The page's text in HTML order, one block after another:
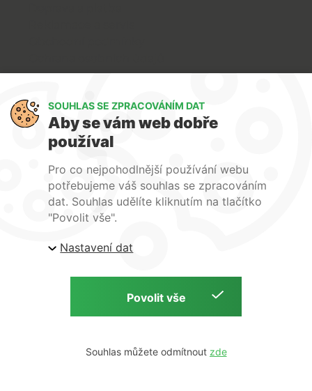
O nás
Kontakty
| ARTlighting.cz, Komenského 427 Újezd u Brna, 664
Copyright © 2026 | ARTlighting.cz | by
SOUHLAS SE ZPRACOVÁNÍM DAT
Aby se vám web dobře
používal
Pro co nejpohodlnější používání webu
potřebujeme váš souhlas se zpracováním
dat. Souhlas udělíte kliknutím na tlačítko
"Povolit vše".
Nastavení dat
Souhlas můžete odmítnout